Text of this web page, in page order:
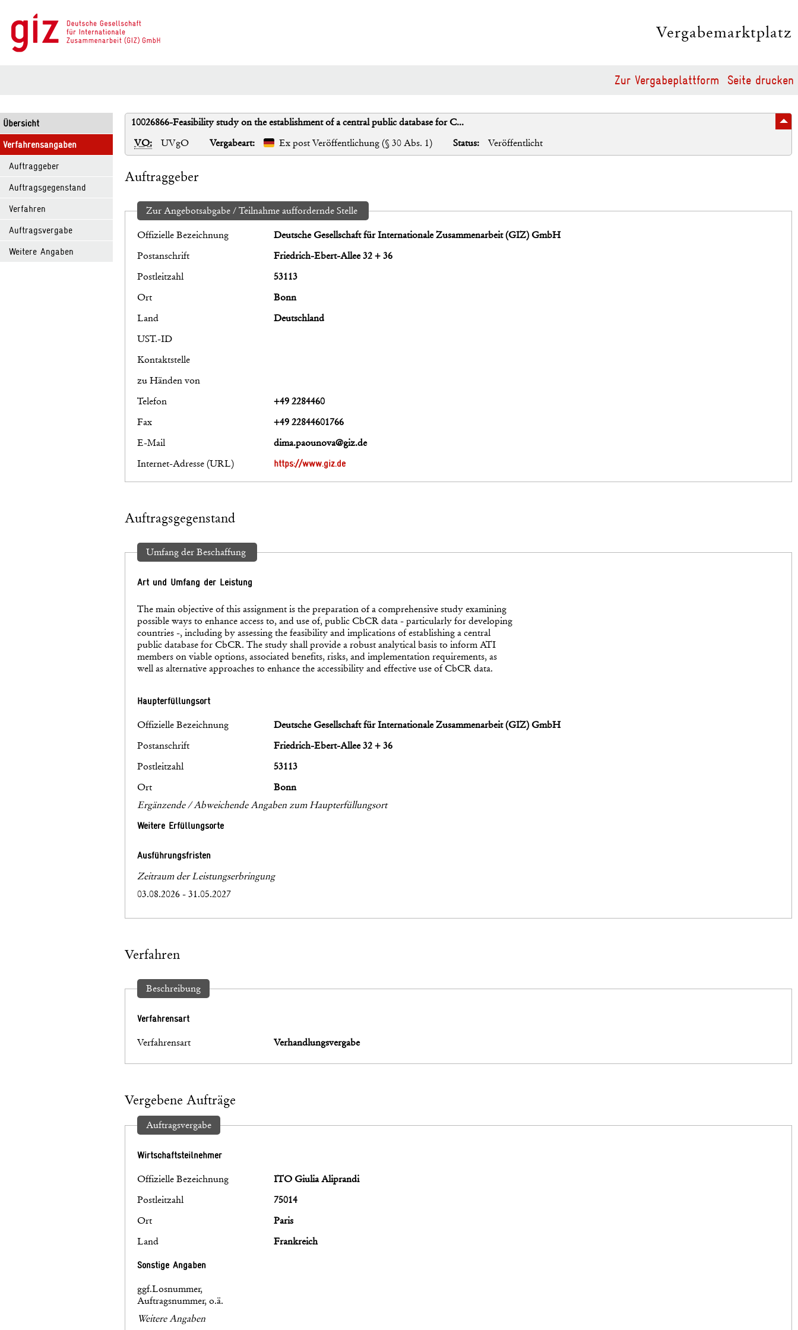
Vergabemarktplatz
Zur Vergabeplattform Seite drucken
Übersicht
Verfahrensangaben
Auftraggeber
Auftragsgegenstand
Verfahren
Auftragsvergabe
Weitere Angaben
10026866-Feasibility study on the establishment of a central public database for C...
VO:
UVgO Vergabeart: Ex post Veröffentlichung (§ 30 Abs. 1) Status: Veröffentlicht
Auftraggeber
Zur Angebotsabgabe / Teilnahme auffordernde Stelle
Offizielle Bezeichnung
Deutsche Gesellschaft für Internationale Zusammenarbeit (GIZ) GmbH
Postanschrift
Friedrich-Ebert-Allee 32 + 36
Postleitzahl
53113
Ort
Bonn
Land
Deutschland
UST.-ID
Kontaktstelle
zu Händen von
Telefon
+49 2284460
Fax
+49 22844601766
E-Mail
dima.paounova@giz.de
Internet-Adresse (URL)
https://www.giz.de
Auftragsgegenstand
Umfang der Beschaffung
Art und Umfang der Leistung
The main objective of this assignment is the preparation of a comprehensive study examining
possible ways to enhance access to, and use of, public CbCR data - particularly for developing
countries -, including by assessing the feasibility and implications of establishing a central
public database for CbCR. The study shall provide a robust analytical basis to inform ATI
members on viable options, associated benefits, risks, and implementation requirements, as
well as alternative approaches to enhance the accessibility and effective use of CbCR data.
Haupterfüllungsort
Offizielle Bezeichnung
Deutsche Gesellschaft für Internationale Zusammenarbeit (GIZ) GmbH
Postanschrift
Friedrich-Ebert-Allee 32 + 36
Postleitzahl
53113
Ort
Bonn
Ergänzende / Abweichende Angaben zum Haupterfüllungsort
Weitere Erfüllungsorte
Ausführungsfristen
Zeitraum der Leistungserbringung
03.08.2026 - 31.05.2027
Verfahren
Beschreibung
Verfahrensart
Verfahrensart Verhandlungsvergabe
Vergebene Aufträge
Auftragsvergabe
Wirtschaftsteilnehmer
Offizielle Bezeichnung
ITO Giulia Aliprandi
Postleitzahl
75014
Ort
Paris
Land
Frankreich
Sonstige Angaben
ggf.Losnummer,
Auftragsnummer, o.ä.
Weitere Angaben